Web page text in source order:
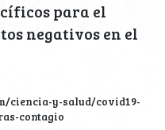
para el
negativos en el
ciencia-y-salud/covid19-
contagio